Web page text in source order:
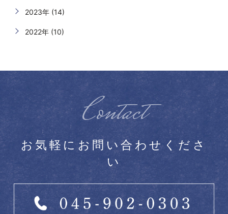
2023年 (14)
2022年 (10)
Contact
お気軽にお問い合わせくださ
い